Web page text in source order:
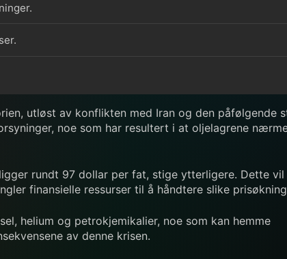
utløst av konflikten med Iran og den påfølgende
noe som har resultert i at oljelagrene
rundt 97 dollar per fat, stige ytterligere. Dette
finansielle ressurser til å håndtere slike
helium og petrokjemikalier, noe som kan hemme
av denne krisen.